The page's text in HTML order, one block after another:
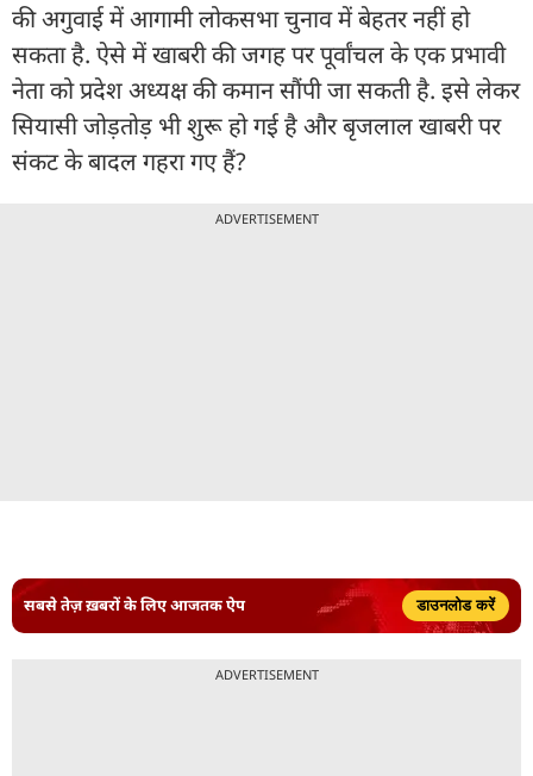
की अगुवाई में आगामी लोकसभा चुनाव में बेहतर नहीं हो
सकता है. ऐसे में खाबरी की जगह पर पूर्वांचल के एक प्रभावी
नेता को प्रदेश अध्यक्ष की कमान सौंपी जा सकती है. इसे लेकर
सियासी जोड़तोड़ भी शुरू हो गई है और बृजलाल खाबरी पर
संकट के बादल गहरा गए हैं?
ADVERTISEMENT
सबसे तेज़ ख़बरों के लिए आजतक ऐप डाउनलोड करें
ADVERTISEMENT